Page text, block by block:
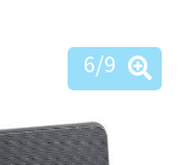
6/9